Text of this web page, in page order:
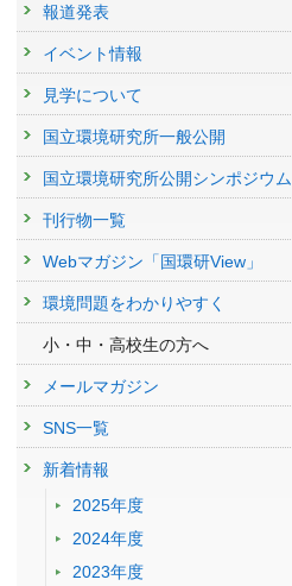
報道発表
イベント情報
見学について
国立環境研究所一般公開
国立環境研究所公開シンポジウム
刊行物一覧
Webマガジン「国環研View」
環境問題をわかりやすく
小・中・高校生の方へ
メールマガジン
SNS一覧
新着情報
2025年度
2024年度
2023年度